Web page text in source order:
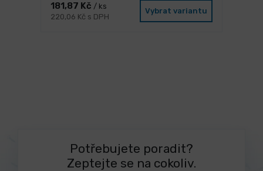
181,87 Kč / ks
220,06 Kč s DPH
Vybrat variantu
Potřebujete poradit?
Zeptejte se na cokoliv.